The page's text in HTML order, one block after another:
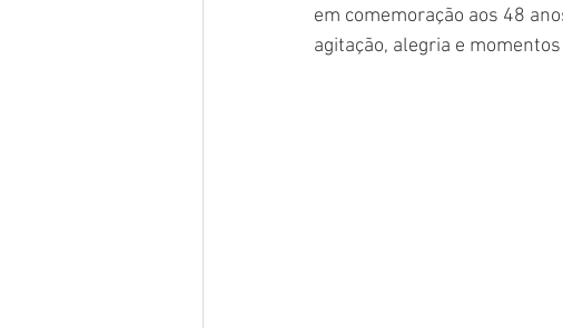
em comemoração aos 48
agitação, alegria e